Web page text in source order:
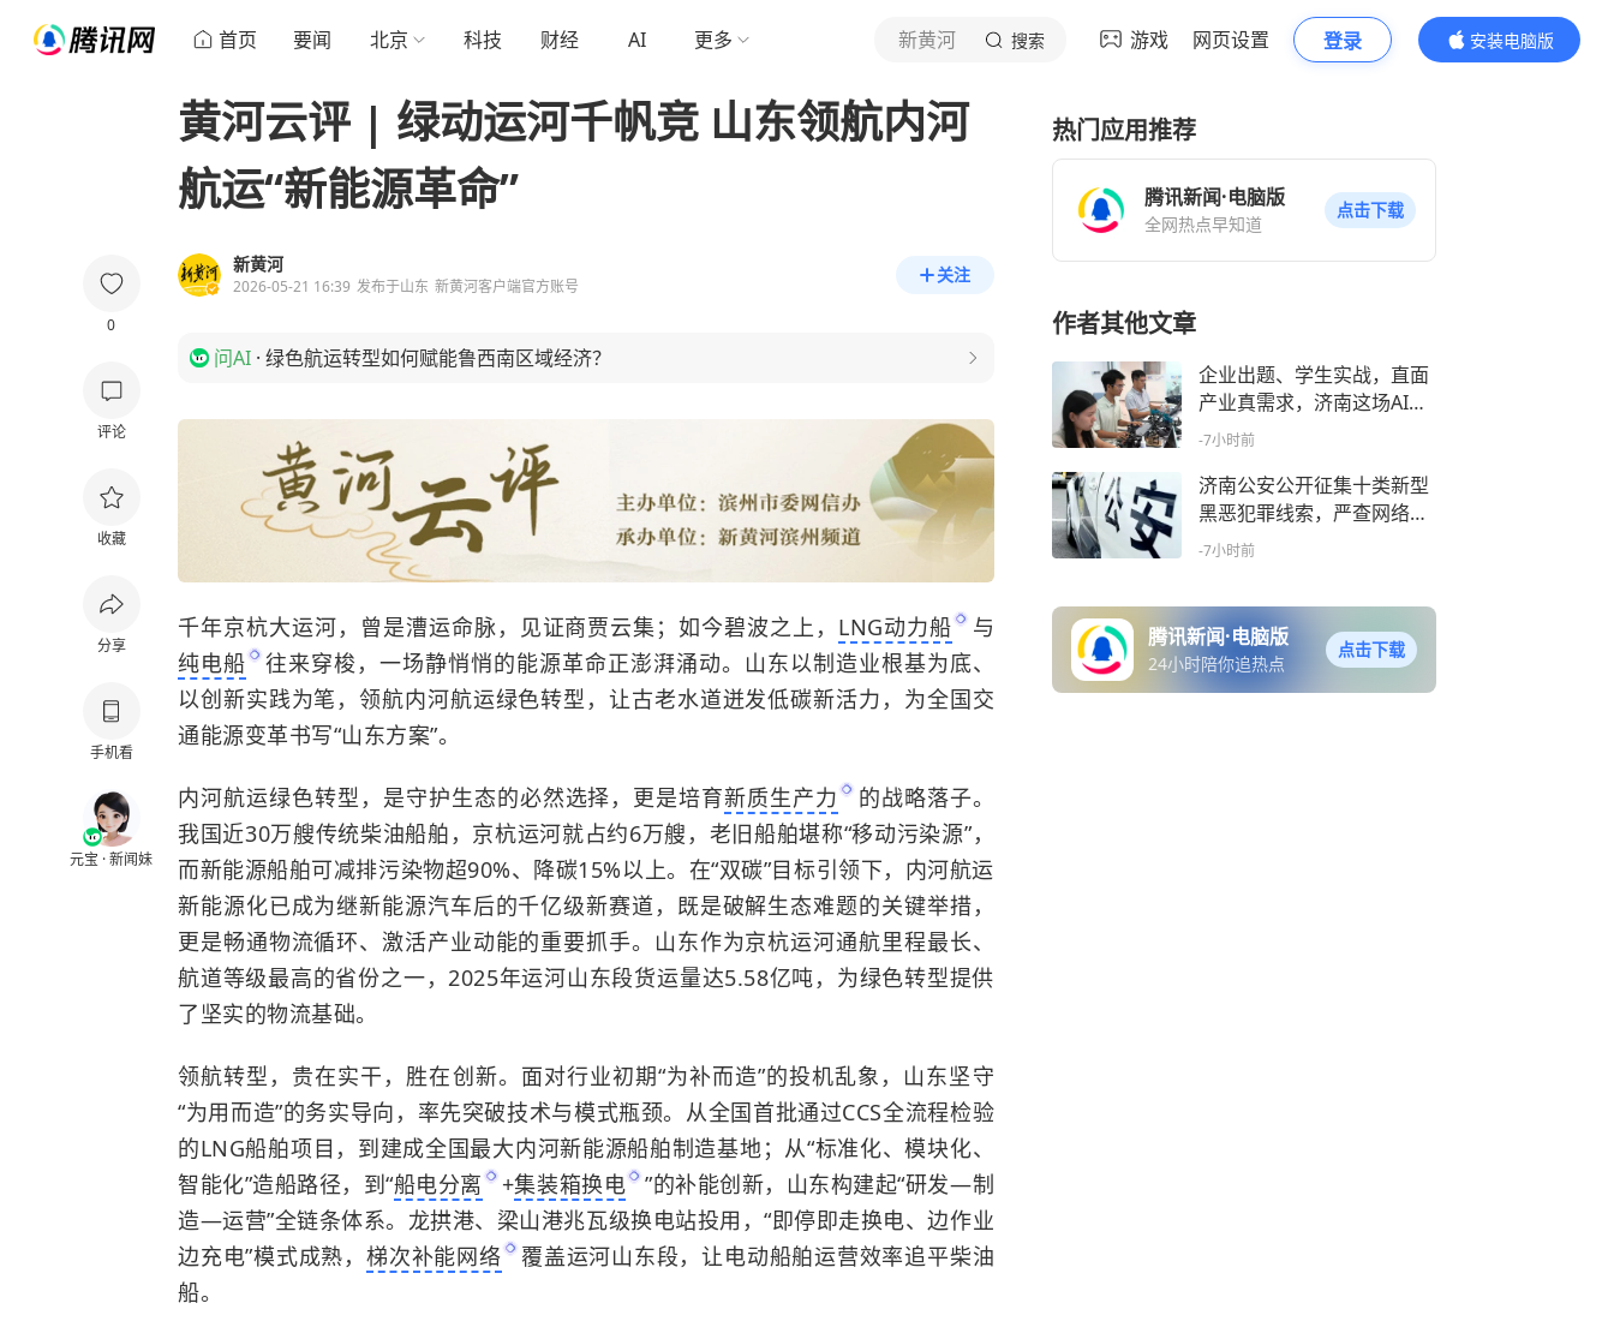
首页 要闻 北京 科技 财经 AI 更多 新黄河 搜索 游戏 网页设置 登录
安装电脑版
内容更精彩
0
评论
收藏
分享
手机看
元宝 · 新闻妹
黄河云评 | 绿动运河千帆竞 山东领航内河
航运“新能源革命”
新黄河
2026-05-21 16:39 发布于山东 新黄河客户端官方账号
关注
问AI · 绿色航运转型如何赋能鲁西南区域经济？
千年京杭大运河，曾是漕运命脉，见证商贾云集；如今碧波之上， LNG动力船
与
纯电船
往来穿梭，一场静悄悄的能源革命正澎湃涌动。山东以制造业根基为底、
以创新实践为笔，领航内河航运绿色转型，让古老水道迸发低碳新活力，为全国交
通能源变革书写“山东方案”。
内河航运绿色转型，是守护生态的必然选择，更是培育新质生产力
的战略落子。
我国近30万艘传统柴油船舶，京杭运河就占约6万艘，老旧船舶堪称“移动污染源”，
而新能源船舶可减排污染物超90%、降碳15%以上。在“双碳”目标引领下，内河航运
新能源化已成为继新能源汽车后的千亿级新赛道，既是破解生态难题的关键举措，
更是畅通物流循环、激活产业动能的重要抓手。山东作为京杭运河通航里程最长、
航道等级最高的省份之一，2025年运河山东段货运量达5.58亿吨，为绿色转型提供
了坚实的物流基础。
领航转型，贵在实干，胜在创新。面对行业初期“为补而造”的投机乱象，山东坚守
“为用而造”的务实导向，率先突破技术与模式瓶颈。从全国首批通过CCS全流程检验
的LNG船舶项目，到建成全国最大内河新能源船舶制造基地；从“标准化、模块化、
智能化”造船路径，到“船电分离 +集装箱换电
”的补能创新，山东构建起“研发—制
造—运营”全链条体系。龙拱港、梁山港兆瓦级换电站投用，“即停即走换电、边作业
边充电”模式成熟， 梯次补能网络
覆盖运河山东段，让电动船舶运营效率追平柴油
船。
热门应用推荐
腾讯新闻·电脑版
全网热点早知道
点击下载
作者其他文章
企业出题、学生实战，直面
产业真需求，济南这场AI夏
令营练出“实战派”
-7小时前
济南公安公开征集十类新型
黑恶犯罪线索，严查网络及
现实民生领域涉黑涉恶行为
-7小时前
腾讯新闻·电脑版
24小时陪你追热点
点击下载